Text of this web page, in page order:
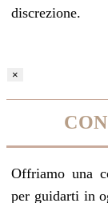
discrezione.
×
Offriamo una
per guidarti in